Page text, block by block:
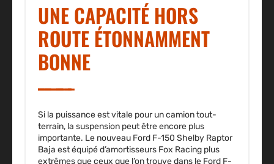
UNE CAPACITÉ HORS
ROUTE ÉTONNAMMENT
BONNE
Si la puissance est vitale pour un camion tout-
terrain, la suspension peut être encore plus
importante. Le nouveau Ford F-150 Shelby Raptor
Baja est équipé d’amortisseurs Fox Racing plus
extrêmes que ceux que l’on trouve dans le Ford F-